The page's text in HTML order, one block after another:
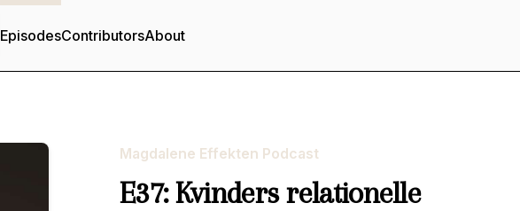
EpisodesContributorsAbout
Magdalene Effekten Podcast
E37: Kvinders relationelle